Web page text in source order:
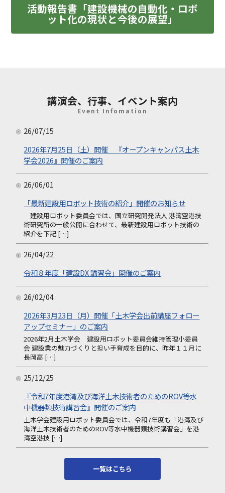
活動報告書「建設機械の自動化・ロボ
ット化の現状と今後の展望」
講演会、行事、イベント案内
Event Infomation
26/07/15
2026年7月25日（土）開催 『オープンキャンパス土木
学会2026』開催のご案内
26/06/01
「最新建設用ロボット技術の紹介」開催のお知らせ
建設用ロボット委員会では、国立研究開発法人 港湾空港技
術研究所の一般公開に合わせて、最新建設用ロボット技術の
紹介を下記 […]
26/04/22
令和８年度「建設DX 講習会」開催のご案内
26/02/04
2026年3月23日（月）開催「土木学会出前講座フォロー
アップセミナー」のご案内
2026年2月土木学会 建設用ロボット委員会維持管理小委員
会 建設業の魅力づくりと担い手育成を目的に、昨年１１月に
長岡高 […]
25/12/25
『令和7年度港湾及び海洋土木技術者のためのROV等水
中機器類技術講習会』開催のご案内
土木学会建設用ロボット委員会では、令和7年度も「港湾及び
海洋土木技術者のためのROV等水中機器類技術講習会」を港
湾空港技 […]
一覧はこちら